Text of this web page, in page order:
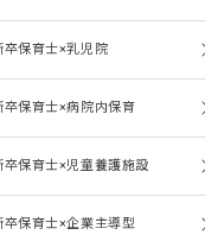
卒保育士×乳児院
卒保育士×病院内保育
卒保育士×児童養護施設
保育士×企業主導型